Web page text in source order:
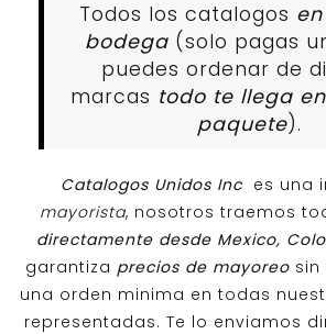
Todos los catalogos
bodega (solo pagas
puedes ordenar de
marcas todo te llega
paquete).
Catalogos Unidos Inc es una
mayorista, nosotros traemos
directamente desde Mexico,
garantiza precios de mayoreosin
una orden minima en todas
representadas. Te lo enviamos